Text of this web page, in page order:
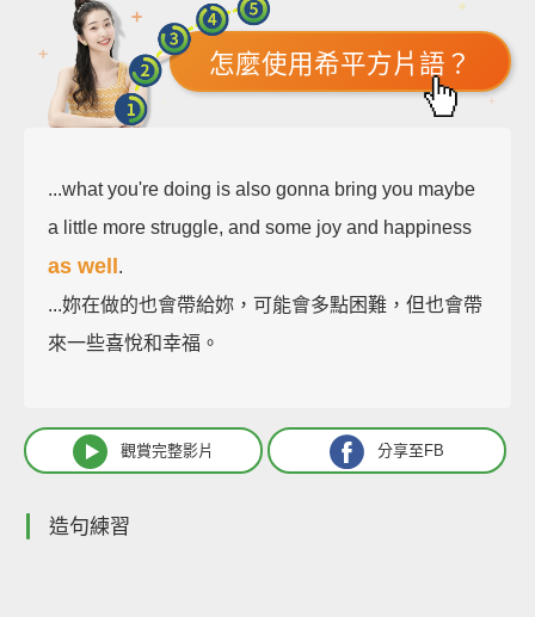
怎麼使用希平方片語？
...what you're doing is also gonna bring you maybe
a little more struggle, and some joy and happiness
as well
.
...妳在做的也會帶給妳，可能會多點困難，但也會帶
來一些喜悅和幸福。
觀賞完整影片 分享至FB
造句練習